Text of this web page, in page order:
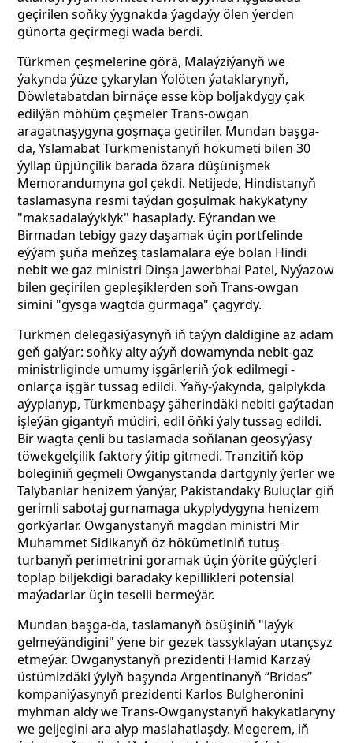
geçirilen soňky ýygnakda ýagdaýy ölen ýerden
günorta geçirmegi wada berdi.
Türkmen çeşmelerine görä, Malaýziýanyň we
ýakynda ýüze çykarylan Ýolöten ýataklarynyň,
Döwletabatdan birnäçe esse köp boljakdygy çak
edilýän möhüm çeşmeler Trans-owgan
aragatnaşygyna goşmaça getiriler. Mundan başga-
da, Yslamabat Türkmenistanyň hökümeti bilen 30
ýyllap üpjünçilik barada özara düşünişmek
Memorandumyna gol çekdi. Netijede, Hindistanyň
taslamasyna resmi taýdan goşulmak hakykatyny
"maksadalaýyklyk" hasaplady. Eýrandan we
Birmadan tebigy gazy daşamak üçin portfelinde
eýýäm şuňa meňzeş taslamalara eýe bolan Hindi
nebit we gaz ministri Dinşa Jawerbhai Patel, Nyýazow
bilen geçirilen gepleşiklerden soň Trans-owgan
simini "gysga wagtda gurmaga" çagyrdy.
Türkmen delegasiýasynyň iň taýyn däldigine az adam
geň galýar: soňky alty aýyň dowamynda nebit-gaz
ministrliginde umumy işgärleriň ýok edilmegi -
onlarça işgär tussag edildi. Ýaňy-ýakynda, galplykda
aýyplanyp, Türkmenbaşy şäherindäki nebiti gaýtadan
işleýän gigantyň müdiri, edil öňki ýaly tussag edildi.
Bir wagta çenli bu taslamada soňlanan geosyýasy
töwekgelçilik faktory ýitip gitmedi. Tranzitiň köp
böleginiň geçmeli Owganystanda dartgynly ýerler we
Talybanlar henizem ýanýar, Pakistandaky Buluçlar giň
gerimli sabotaj gurnamaga ukyplydygyna henizem
gorkýarlar. Owganystanyň magdan ministri Mir
Muhammet Sidikanyň öz hökümetiniň tutuş
turbanyň perimetrini goramak üçin ýörite güýçleri
toplap biljekdigi baradaky kepillikleri potensial
maýadarlar üçin teselli bermeýär.
Mundan başga-da, taslamanyň ösüşiniň "laýyk
gelmeýändigini" ýene bir gezek tassyklaýan utançsyz
etmeýär. Owganystanyň prezidenti Hamid Karzaý
üstümizdäki ýylyň başynda Argentinanyň “Bridas”
kompaniýasynyň prezidenti Karlos Bulgheronini
myhman aldy we Trans-Owganystanyň hakykatlaryny
we geljegini ara alyp maslahatlaşdy. Megerem, iň